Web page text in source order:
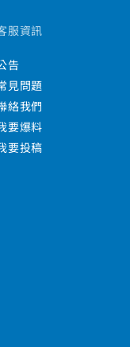
服資訊
告
見問題
絡我們
要爆料
要投稿